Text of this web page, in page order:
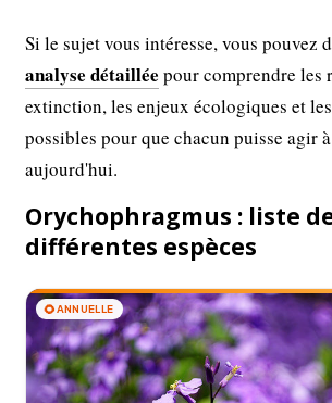
Si le sujet vous intéresse, vous pouvez
analyse détaillée pour comprendre les
extinction, les enjeux écologiques et
possibles pour que chacun puisse agir
aujourd'hui.
Orychophragmus : liste
différentes espèces
🌻ANNUELLE